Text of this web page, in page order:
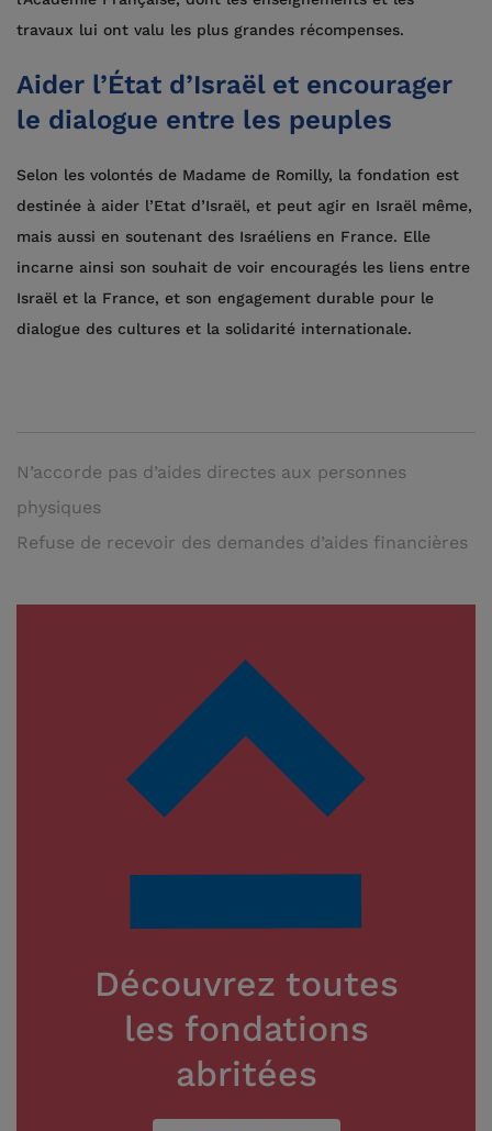
travaux lui ont valu les plus grandes récompenses.
Aider l’État d’Israël et encourager
le dialogue entre les peuples
Selon les volontés de Madame de Romilly, la fondation est
destinée à aider l’Etat d’Israël, et peut agir en Israël même,
mais aussi en soutenant des Israéliens en France. Elle
incarne ainsi son souhait de voir encouragés les liens entre
Israël et la France, et son engagement durable pour le
dialogue des cultures et la solidarité internationale.
N’accorde pas d’aides directes aux personnes
physiques
Refuse de recevoir des demandes d’aides financières
Découvrez toutes
les fondations
abritées